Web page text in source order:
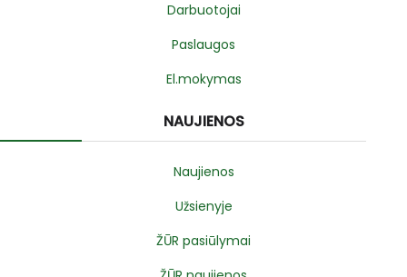
Darbuotojai
Paslaugos
El.mokymas
NAUJIENOS
Naujienos
Užsienyje
ŽŪR pasiūlymai